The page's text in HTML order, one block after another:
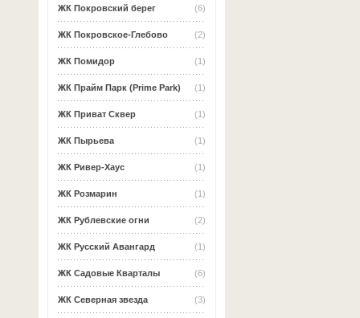
(6)
ЖК Покровский берег
(2)
ЖК Покровское-Глебово
(1)
ЖК Помидор
(1)
ЖК Прайм Парк (Prime Park)
(1)
ЖК Приват Сквер
(1)
ЖК Пырьева
(1)
ЖК Ривер-Хаус
(1)
ЖК Розмарин
(2)
ЖК Рублевские огни
(1)
ЖК Русский Авангард
(6)
ЖК Садовые Кварталы
(3)
ЖК Северная звезда